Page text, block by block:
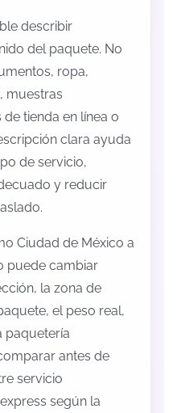
describir
del paquete. No
ropa,
muestras
tienda en línea o
clara ayuda
de servicio,
y reducir
Ciudad de México a
puede cambiar
la zona de
el peso real,
paquetería
antes de
servicio
según la